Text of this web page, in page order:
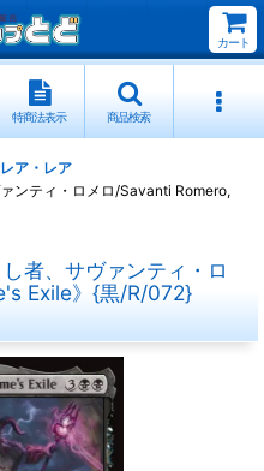
カート
特商法表示 商品検索
ア・レア
ンティ・ロメロ/Savanti Romero,
者、サヴァンティ・ロ
Exile》{黒/R/072}